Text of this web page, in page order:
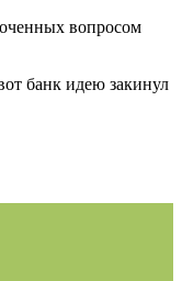
вопросом
банк идею закинул